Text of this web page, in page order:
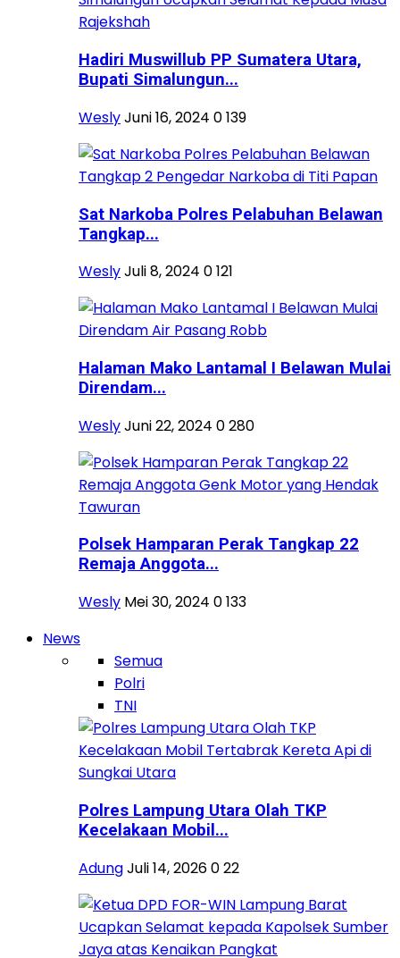
Hadiri Muswillub PP Sumatera Utara,
Bupati Simalungun...
WeslyJuni 16, 2024 0139
Sat Narkoba Polres Pelabuhan Belawan
Tangkap...
WeslyJuli 8, 2024 0121
Halaman Mako Lantamal I Belawan Mulai
Direndam...
WeslyJuni 22, 2024 0280
Polsek Hamparan Perak Tangkap 22
Remaja Anggota...
Wesly Mei 30, 2024 0133
News
Semua
Polri
TNI
Polres Lampung Utara Olah TKP
Kecelakaan Mobil...
AdungJuli 14, 2026022